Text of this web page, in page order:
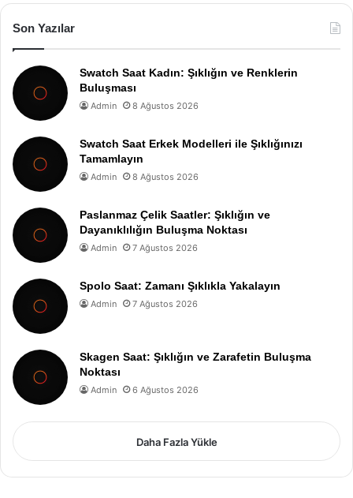
Son Yazılar
Swatch Saat Kadın: Şıklığın ve Renklerin
Buluşması
Admin 8 Ağustos 2026
Swatch Saat Erkek Modelleri ile Şıklığınızı
Tamamlayın
Admin 8 Ağustos 2026
Paslanmaz Çelik Saatler: Şıklığın ve
Dayanıklılığın Buluşma Noktası
Admin 7 Ağustos 2026
Spolo Saat: Zamanı Şıklıkla Yakalayın
Admin 7 Ağustos 2026
Skagen Saat: Şıklığın ve Zarafetin Buluşma
Noktası
Admin 6 Ağustos 2026
Daha Fazla Yükle